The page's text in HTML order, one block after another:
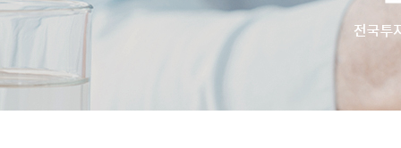
INVESTOR EDUCATION
군장병 금융투자 아
자립준비청년을 위한